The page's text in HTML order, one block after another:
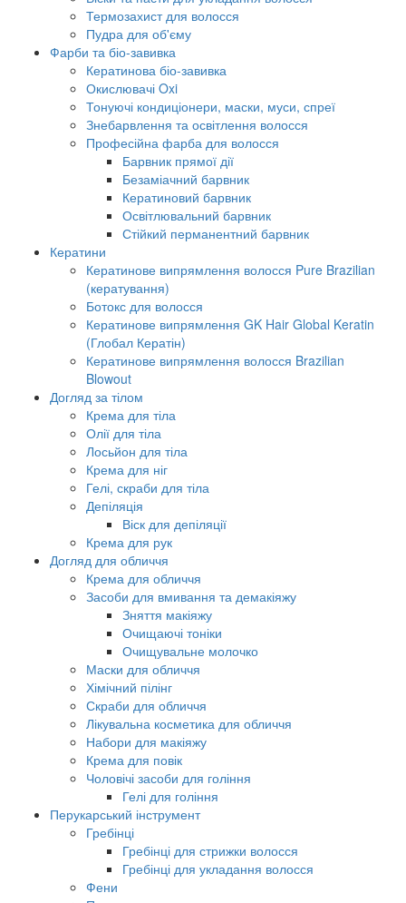
Термозахист для волосся
Пудра для об'єму
Фарби та біо-завивка
Кератинова біо-завивка
Окислювачі Oxi
Тонуючі кондиціонери, маски, муси, спреї
Знебарвлення та освітлення волосся
Професійна фарба для волосся
Барвник прямої дії
Безаміачний барвник
Кератиновий барвник
Освітлювальний барвник
Стійкий перманентний барвник
Кератини
Кератинове випрямлення волосся Pure Brazilian
(кератування)
Ботокс для волосся
Кератинове випрямлення GK Hair Global Keratin
(Глобал Кератін)
Кератинове випрямлення волосся Brazilian
Blowout
Догляд за тілом
Крема для тіла
Олії для тіла
Лосьйон для тіла
Крема для ніг
Гелі, скраби для тіла
Депіляція
Віск для депіляції
Крема для рук
Догляд для обличчя
Крема для обличчя
Засоби для вмивання та демакіяжу
Зняття макіяжу
Очищаючі тоніки
Очищувальне молочко
Маски для обличчя
Хімічний пілінг
Скраби для обличчя
Лікувальна косметика для обличчя
Набори для макіяжу
Крема для повік
Чоловічі засоби для гоління
Гелі для гоління
Перукарський інструмент
Гребінці
Гребінці для стрижки волосся
Гребінці для укладання волосся
Фени